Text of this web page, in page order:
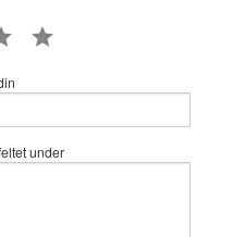
5 star
under